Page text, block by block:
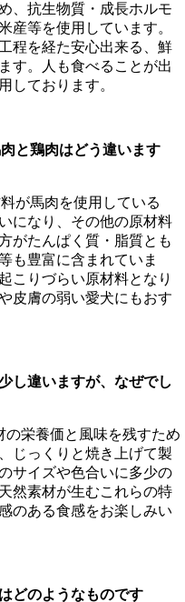
、抗生物質・成長ホルモ
産等を使用しています。
程を経た安心出来る、鮮
す。人も食べることが出
しております。
と鶏肉はどう違います
が馬肉を使用している
になり、その他の原材料
がたんぱく質・脂質とも
も豊富に含まれていま
こりづらい原材料となり
皮膚の弱い愛犬にもおす
し違いますが、なぜでし
の栄養価と風味を残すため
じっくりと焼き上げて製
サイズや色合いに多少の
然素材が生むこれらの特
のある食感をお楽しみい
どのようなものです